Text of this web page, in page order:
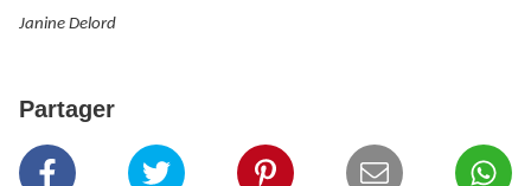
Janine Delord
Partager